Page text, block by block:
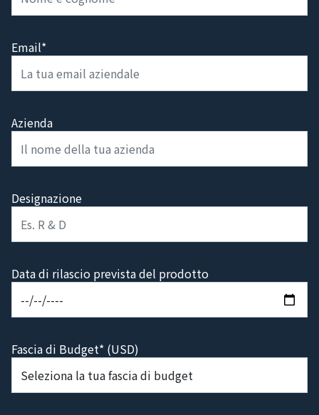
Email*
Azienda
Designazione
Data di rilascio prevista del prodotto
Fascia di Budget* (USD)